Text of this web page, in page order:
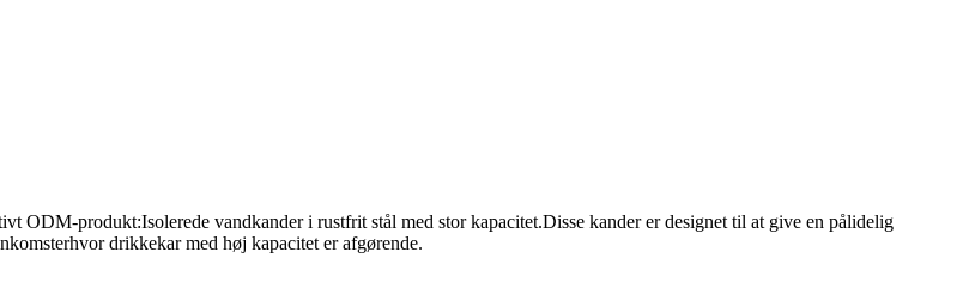
ODM-produkt:Isolerede vandkander i rustfrit stål med stor kapacitet.Disse kander er designet til at give en pålidelig
hvor drikkekar med høj kapacitet er afgørende.